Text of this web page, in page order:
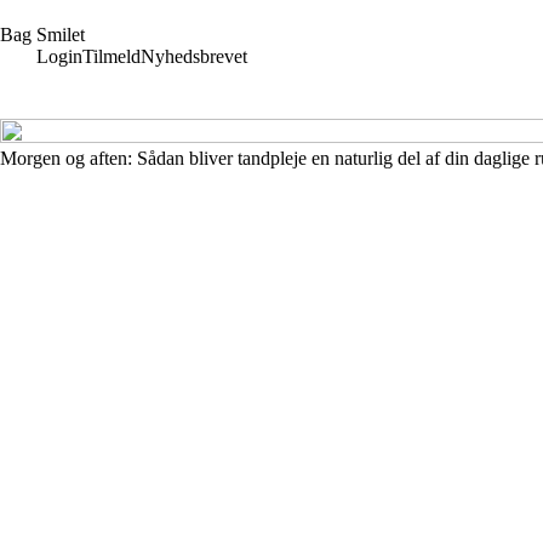
Bag Smilet
LoginTilmeldNyhedsbrevet
Morgen og aften: Sådan bliver tandpleje en naturlig del af din daglige